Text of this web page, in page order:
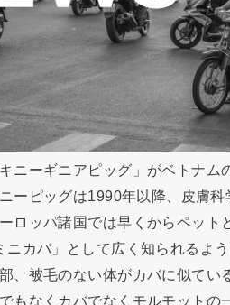
ニーギニアピッグ」がベトナム
ーピッグは1990年以降、皮膚
ロッパ諸国では早くからペット
カバ」として広く知られるよ
、被毛のない体がカバに似てい
もなくカバでなくモルモットの